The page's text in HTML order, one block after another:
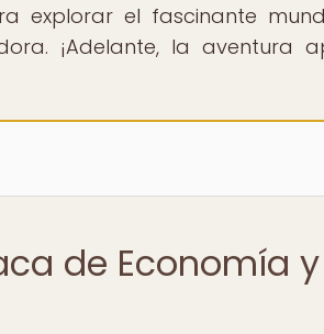
explorar el fascinante
¡Adelante, la aventura
de Economía y